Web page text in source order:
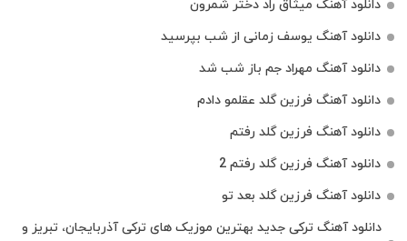
دانلود آهنگ میثاق راد دختر شمرون
دانلود آهنگ یوسف زمانی از شب بپرسید
دانلود آهنگ مهراد جم باز شب شد
دانلود آهنگ فرزین گلد عقلمو دادم
دانلود آهنگ فرزین گلد رفتم
دانلود آهنگ فرزین گلد رفتم 2
دانلود آهنگ فرزین گلد بعد تو
دانلود آهنگ ترکی جدید بهترین موزیک‌ های ترکی آذربایجان، تبریز و